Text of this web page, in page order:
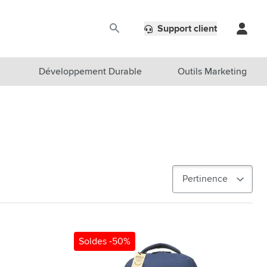
Support client
Développement Durable Outils Marketing
Soldes -50%